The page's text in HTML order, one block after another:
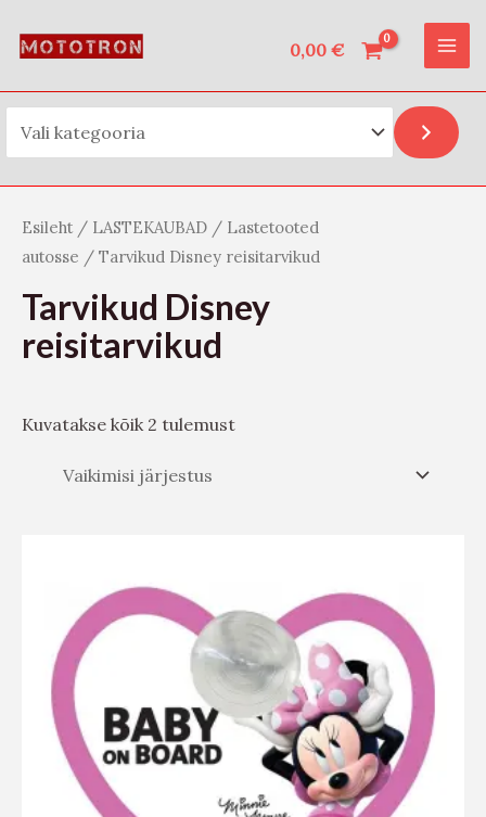
0,00 €
t
s
Esileht / LASTEKAUBAD / Lastetooted
autosse / Tarvikud Disney reisitarvikud
Tarvikud Disney
reisitarvikud
Kuvatakse kõik 2 tulemust